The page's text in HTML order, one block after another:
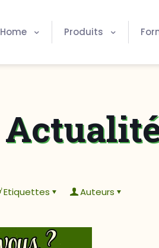
Home Produits
Etiquettes Auteurs